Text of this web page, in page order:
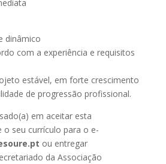
dinâmico
com a experiência e requisitos
estável, em forte crescimento
de progressão profissional.
em aceitar esta
o seu currículo para o e-
ou entregar
da Associação